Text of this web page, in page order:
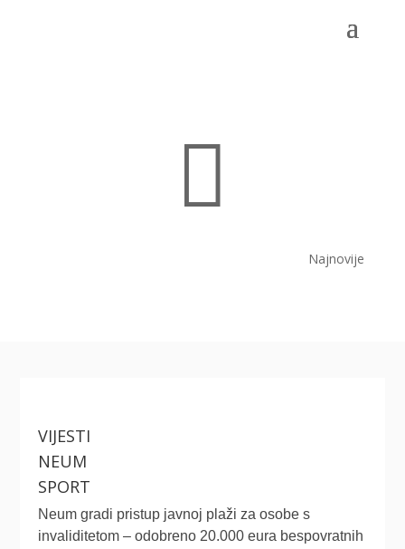

Najnovije
VIJESTI
NEUM
SPORT
Neum gradi pristup javnoj plaži za osobe s
invaliditetom – odobreno 20.000 eura bespovratnih